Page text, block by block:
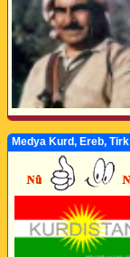
Medya Kurd, Ereb, Tirk